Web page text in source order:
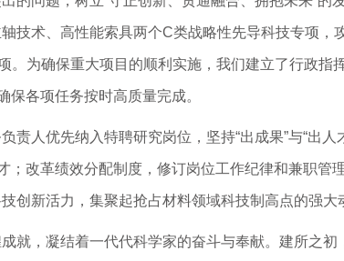
技术、高性能索具两个C类战略性先导科技专项，
为确保重大项目的顺利实施，我们建立了行政指
保各项任务按时高质量完成。
人优先纳入特聘研究岗位，坚持“出成果”与“出人
；改革绩效分配制度，修订岗位工作纪律和兼职管
创新活力，集聚起抢占材料领域科技制高点的强大
就，凝结着一代代科学家的奋斗与奉献。建所之初